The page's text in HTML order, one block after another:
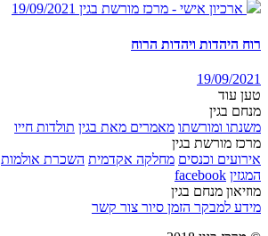
ארכיון אישי - מרכז מורשת בגין 19/09/2021
רוח היהדות ויהדות הרוח
19/09/2021
טען עוד
מנחם בגין
משנתו ומורשתו מאמרים מאת בגין תולדות חייו
מרכז מורשת בגין
אירועים וכנסים מחלקה אקדמית השכרת אולמות
המגזין facebook
מוזיאון מנחם בגין
מידע למבקר הזמן סיור צור קשר